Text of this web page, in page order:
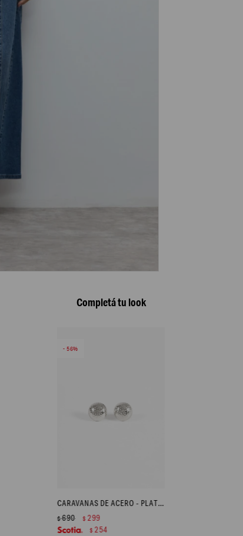
Completá tu look
56
CARAVANAS DE ACERO - PLATEADO
$690 $ 299
$ 254